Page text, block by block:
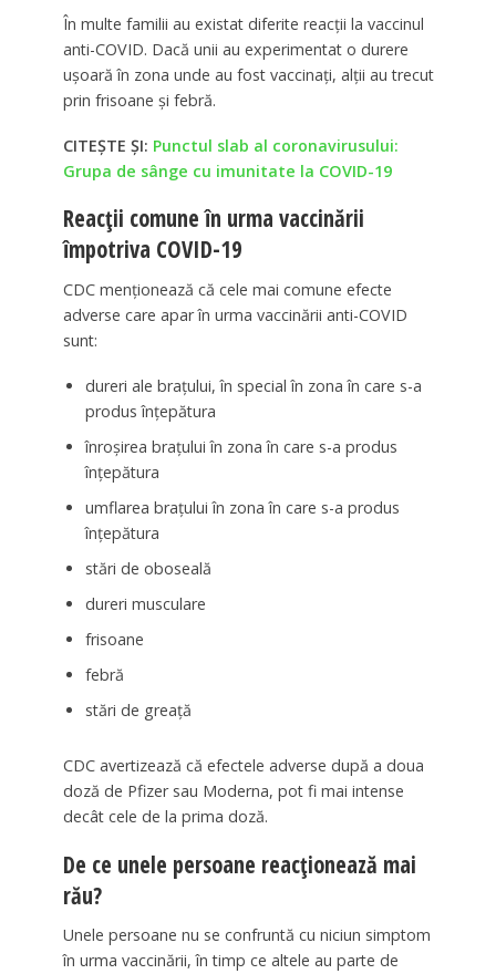
În multe familii au existat diferite reacții la vaccinul
anti-COVID. Dacă unii au experimentat o durere
ușoară în zona unde au fost vaccinați, alții au trecut
prin frisoane și febră.
CITEȘTE ȘI: Punctul slab al coronavirusului:
Grupa de sânge cu imunitate la COVID-19
Reacții comune în urma vaccinării
împotriva COVID-19
CDC menționează că cele mai comune efecte
adverse care apar în urma vaccinării anti-COVID
sunt:
dureri ale brațului, în special în zona în care s-a
produs înțepătura
înroșirea brațului în zona în care s-a produs
înțepătura
umflarea brațului în zona în care s-a produs
înțepătura
stări de oboseală
dureri musculare
frisoane
febră
stări de greață
CDC avertizează că efectele adverse după a doua
doză de Pfizer sau Moderna, pot fi mai intense
decât cele de la prima doză.
De ce unele persoane reacționează mai
rău?
Unele persoane nu se confruntă cu niciun simptom
în urma vaccinării, în timp ce altele au parte de